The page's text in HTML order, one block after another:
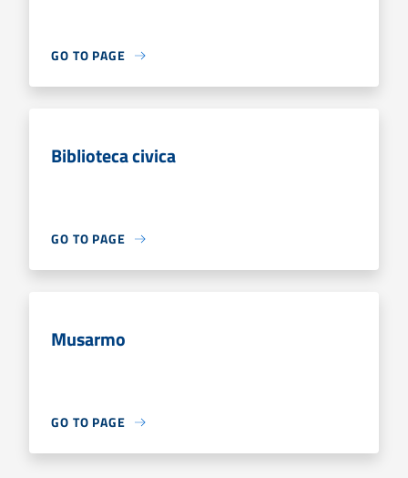
GO TO PAGE
Biblioteca civica
GO TO PAGE
Musarmo
GO TO PAGE